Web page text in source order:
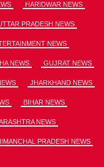
HARIDWAR NEWS
PRADESH NEWS
NEWS
NEWS GUJRAT NEWS
JHARKHAND NEWS
BIHAR NEWS
NEWS
PRADESH NEWS